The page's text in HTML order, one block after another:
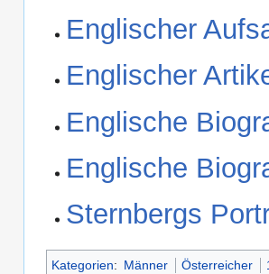
Englischer
Englischer
Englische
Englische
Sternbergs
Kategorien: Männer Österreicher